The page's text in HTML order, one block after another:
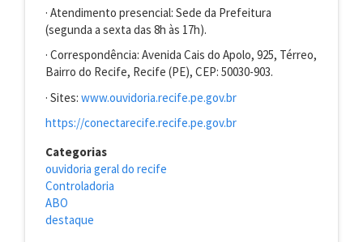
· Atendimento presencial: Sede da Prefeitura
(segunda a sexta das 8h às 17h).
· Correspondência: Avenida Cais do Apolo, 925, Térreo,
Bairro do Recife, Recife (PE), CEP: 50030-903.
· Sites: www.ouvidoria.recife.pe.gov.br
https://conectarecife.recife.pe.gov.br
Categorias
ouvidoria geral do recife
Controladoria
ABO
destaque